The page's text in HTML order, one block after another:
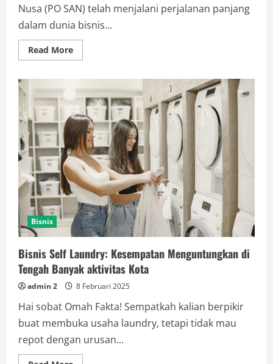
Nusa (PO SAN) telah menjalani perjalanan panjang
dalam dunia bisnis...
Read MoreRead
more
PO
Siliwangi
Antar
Nusa:
Tantangan
dan
Apresiasi
untuk
Penumpang
Setia
Bisnis
Bisnis Self Laundry: Kesempatan Menguntungkan di
Tengah Banyak aktivitas Kota
admin 2 8 Februari 2025
Hai sobat Omah Fakta! Sempatkah kalian berpikir
buat membuka usaha laundry, tetapi tidak mau
repot dengan urusan...